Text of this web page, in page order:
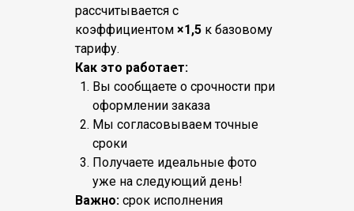
рассчитывается с
коэффициентом ×1,5 к базовому
тарифу.
Как это работает:
Вы сообщаете о срочности при
оформлении заказа
Мы согласовываем точные
сроки
Получаете идеальные фото
уже на следующий день!
Важно: срок исполнения